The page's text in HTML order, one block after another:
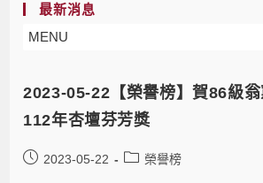
最新消息
MENU
2023-05-22【榮譽榜】賀86級
112年杏壇芬芳獎
2023-05-22 榮譽榜